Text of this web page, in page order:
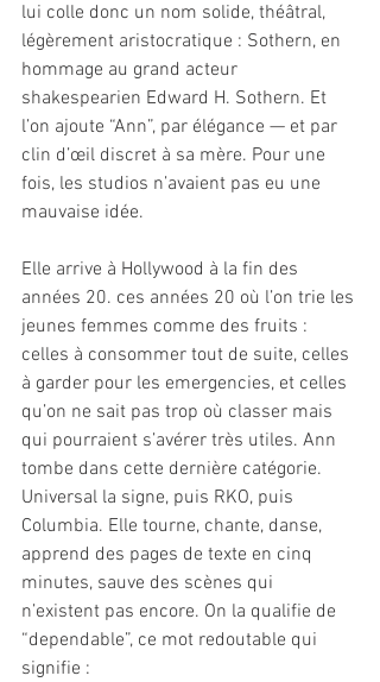
lui colle donc un nom solide, théâtral,
légèrement aristocratique : Sothern, en
hommage au grand acteur
shakespearien Edward H. Sothern. Et
l’on ajoute “Ann”, par élégance — et par
clin d’œil discret à sa mère. Pour une
fois, les studios n’avaient pas eu une
mauvaise idée.
Elle arrive à Hollywood à la fin des
années 20. ces années 20 où l’on trie les
jeunes femmes comme des fruits :
celles à consommer tout de suite, celles
à garder pour les emergencies, et celles
qu’on ne sait pas trop où classer mais
qui pourraient s’avérer très utiles. Ann
tombe dans cette dernière catégorie.
Universal la signe, puis RKO, puis
Columbia. Elle tourne, chante, danse,
apprend des pages de texte en cinq
minutes, sauve des scènes qui
n’existent pas encore. On la qualifie de
“dependable”, ce mot redoutable qui
signifie :